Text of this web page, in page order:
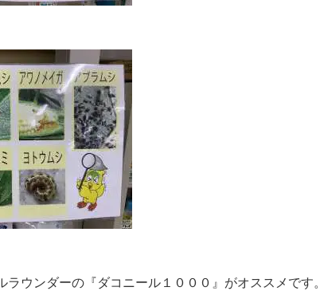
ラウンダーの『ダコニール１０００』がオススメです。